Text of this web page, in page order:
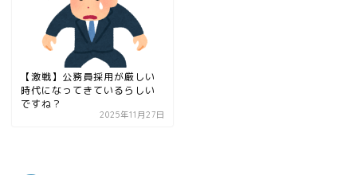
【激戦】公務員採用が厳しい
時代になってきているらしい
ですね？
2025年11月27日